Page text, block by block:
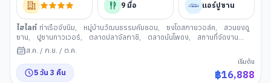
9 มื้อ แอร์ปูซาน
ไฮไลท์ ท่าเรือจังนิม, หมู่บ้านวัฒนธรรมคัมชอน, ซงโดสกายวอล์ค,
สวนยงดู
ซาน, ปูซานทาวเวอร์, ตลาดปลาจัลกาชิ, ตลาดนันโพดง,
สถานที่จัดงาน
เทศกาลภาพยนตร์นานาชาติเมืองปู ซาน BIFF Square
แฮดอง ยงกุงซา
สะพานกวังอัน
ศูนย์สมุนไพรเกาหลี,
ช้อปปิ้งย่านแฮอีนแด
อุโมงค์ไวน์แห่ง
ส.ค. / ก.ย. / ต.ค.
5 วัน 3 คืน
เริ่มต้น
฿16,888